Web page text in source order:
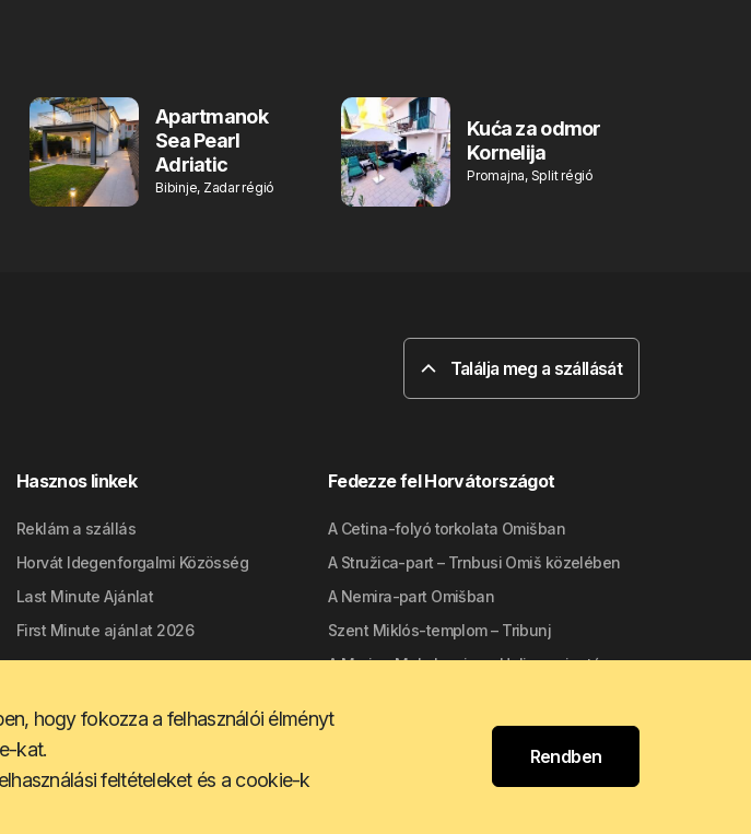
Apartmanok
Sea Pearl
Adriatic
Bibinje, Zadar régió
Kuća za odmor
Kornelija
Promajna, Split régió
Találja meg a szállását
Hasznos linkek
Reklám a szállás
Horvát Idegenforgalmi Közösség
Last Minute Ajánlat
First Minute ajánlat 2026
Fedezze fel Horvátországot
A Cetina-folyó torkolata Omišban
A Stružica-part – Trnbusi Omiš közelében
A Nemira-part Omišban
Szent Miklós-templom – Tribunj
A Marina Mala Lamjana Ugljan szigetén
hogy fokozza a felhasználói élményt
kat.
feltételeket és a cookie-k
Rendben